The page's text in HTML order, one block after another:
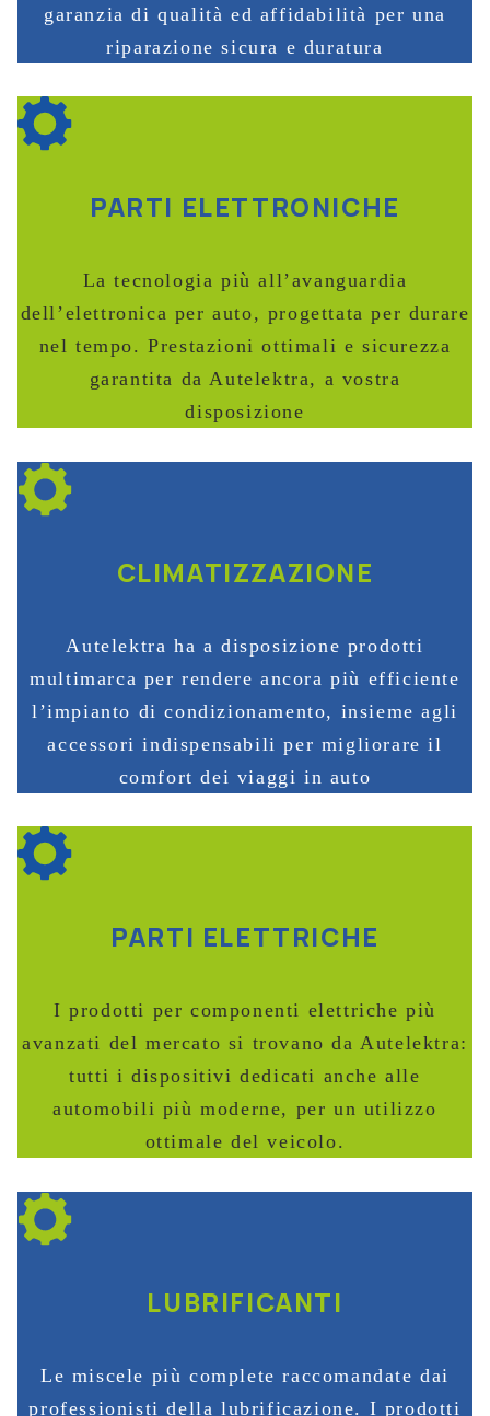
garanzia di qualità ed affidabilità per una
riparazione sicura e duratura
PARTI ELETTRONICHE
La tecnologia più all’avanguardia
dell’elettronica per auto, progettata per durare
nel tempo. Prestazioni ottimali e sicurezza
garantita da Autelektra, a vostra
disposizione
CLIMATIZZAZIONE
Autelektra ha a disposizione prodotti
multimarca per rendere ancora più efficiente
l’impianto di condizionamento, insieme agli
accessori indispensabili per migliorare il
comfort dei viaggi in auto
PARTI ELETTRICHE
I prodotti per componenti elettriche più
avanzati del mercato si trovano da Autelektra:
tutti i dispositivi dedicati anche alle
automobili più moderne, per un utilizzo
ottimale del veicolo.
LUBRIFICANTI
Le miscele più complete raccomandate dai
professionisti della lubrificazione. I prodotti